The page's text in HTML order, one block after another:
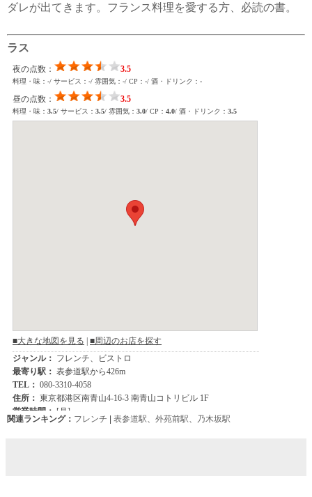
ダレが出てきます。フランス料理を愛する方、必読の書。
ラス
関連ランキング： フレンチ | 表参道駅 外苑前駅 乃木坂駅